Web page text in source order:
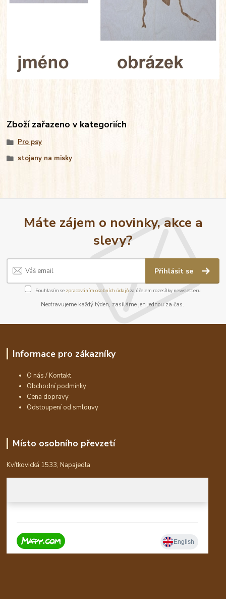
Zboží zařazeno v kategoriích
Pro psy
stojany na misky
Máte zájem o novinky, akce a
slevy?
Přihlásit se
Souhlasím se zpracováním osobních údajůza účelem rozesílky newsletteru.
Neotravujeme každý týden, zasíláme jen jednou za čas.
Informace pro zákazníky
O nás / Kontakt
Obchodní podmínky
Cena dopravy
Odstoupení od smlouvy
Místo osobního převzetí
Kvítkovická 1533, Napajedla